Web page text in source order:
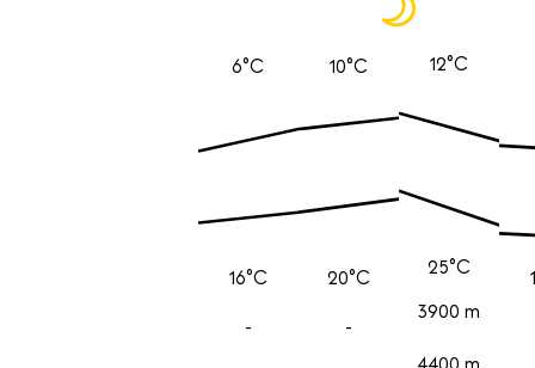
6°C
16°C
-
10°C
20°C
-
12°C
25°C
3900 m